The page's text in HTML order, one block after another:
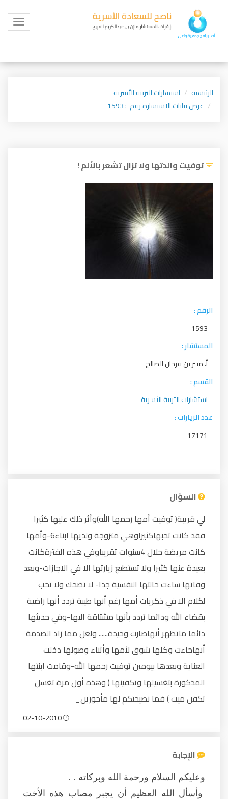
Toggle
الرئيسية
استشارات التربية الأسرية
عرض بيانات الاستشارة رقم : 1593
توفيت والدتها ولا تزال تشعر بالألم !
الرقم :
1593
المستشار :
أ. منير بن فرحان الصالح
القسم :
استشارات التربية الأسرية
عدد الزيارات :
17171
السؤال
لي قريبة( توفيت أمها رحمها الله)وأثر ذلك عليها كثيرا
فقد كانت تحبهاكثيراوهي متزوجة ولديها ابناء6-وأمها
كانت مريضة خلال 4سنوات تقريباوفي هذه الفترةكانت
بعيدة عنها كثيرا ولا تستطيع زيارتها الا في الاجازات-وبعد
وفاتها ساءت حالتها النفسية جدا- لا تضحك ولا تحب
لكلام الا في ذكريات أمها رغم أنها طيبة تردد أنها راضية
بقضاء الله ودائما تردد بأنها مشتاقة اليها-وفي حديثها
دائما ماتظهر أنهاصارت وحيدة...... ولعل مما زاد الصدمة
أنهاجاءت وكلها شوق لأمها وأثناء وصولها دخلت
العناية وبعدها بيومين توفيت رحمها الله-وقامت ابنتها
المذكورة بتغسيلها وتكفينها ( وهذه أول مرة تغسل
تكفن ميت ) فما نصيحتكم لها مأجورين_
الإجابة
وعليكم السلام ورحمة الله وبركاته . .
وأسأل الله العظيم أن يجبر مصاب هذه الأخت